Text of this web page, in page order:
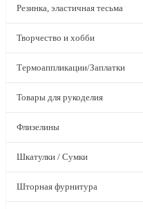
Резинка, эластичная тесьма
Творчество и хобби
Термоаппликации/Заплатки
Товары для рукоделия
Флизелины
Шкатулки / Сумки
Шторная фурнитура